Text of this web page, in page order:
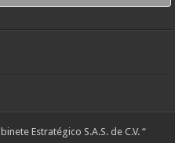
Estratégico S.A.S. de C.V. “